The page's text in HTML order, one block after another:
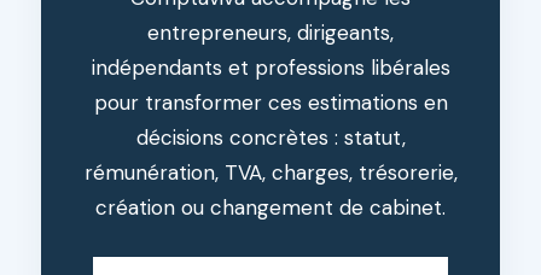
entrepreneurs, dirigeants,
indépendants et professions libérales
pour transformer ces estimations en
décisions concrètes : statut,
rémunération, TVA, charges, trésorerie,
création ou changement de cabinet.